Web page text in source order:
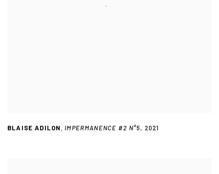
BLAISE ADILON , IMPERMANENCE #2 N°5, 2021